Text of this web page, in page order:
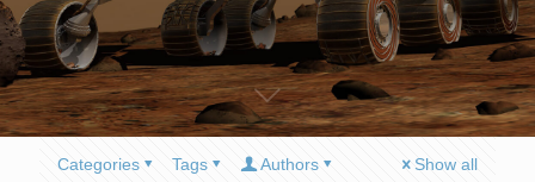
Categories Tags Authors Show all